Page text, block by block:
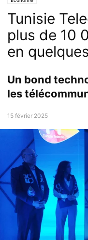
Tunisie
plus de 10
en
Un bond
les
15 février 2025